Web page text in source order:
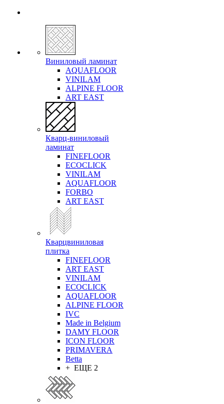
Виниловый ламинат
AQUAFLOOR
VINILAM
ALPINE FLOOR
ART EAST
Кварц-виниловый
ламинат
FINEFLOOR
ECOCLICK
VINILAM
AQUAFLOOR
FORBO
ART EAST
Кварцвиниловая
плитка
FINEFLOOR
ART EAST
VINILAM
ECOCLICK
AQUAFLOOR
ALPINE FLOOR
IVC
Made in Belgium
DAMY FLOOR
ICON FLOOR
PRIMAVERA
Betta
+ ЕЩЕ 2